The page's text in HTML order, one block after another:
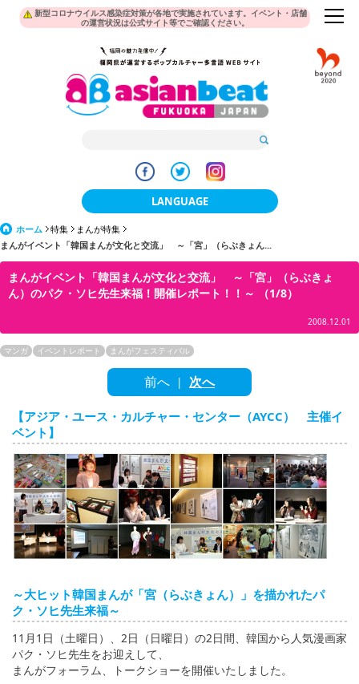
新型コロナウイルス感染症対策が各地で実施されています。イベント・店舗
の運営状況は公式サイト等でご確認ください。
LANGUAGE
한국어
簡体中文
English
ภาษาไทย
tiéng Viêt
Bahasa Indonesia
ホーム 特集
まんが特集
まんがイベント「韓国まんが文化と交流」 ～「宮」（らぶきょん...
まんがイベント「韓国まんが文化と交流」 ～「宮」（らぶきょ
ん）のパク・ソヒ先生来福！開催レポート！！～ （1/8）
2008.12.01
マンガ イベントレポート まんがフェスティバル
前へ | 次へ
【アジア・ユース・カルチャー・センター（AYCC） 主催イ
ベント】
～大ヒット韓国まんが「宮（らぶきょん）」を描かれたパ
ク・ソヒ先生来福～
11月1日（土曜日）、2日（日曜日）の2日間、韓国から人気漫画家
パク・ソヒ先生をお迎えして、
まんがフォーラム、トークショーを開催いたしました。